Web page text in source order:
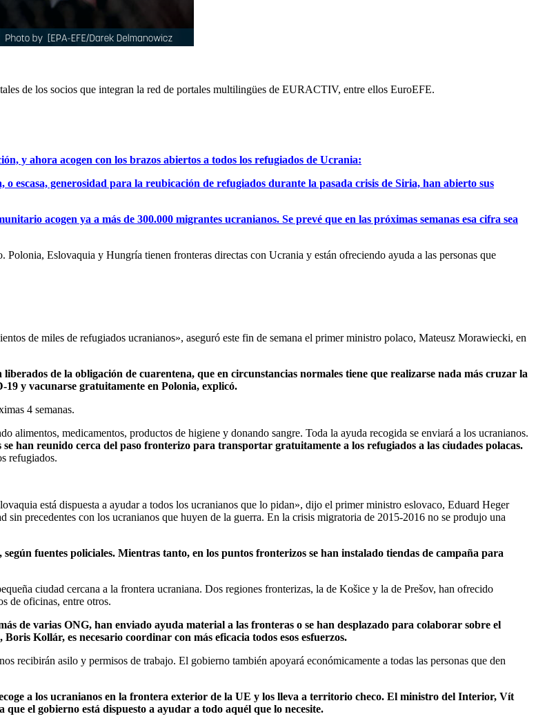
de los socios que integran la red de portales multilingües de EURACTIV, entre ellos EuroEFE.
y ahora acogen con los brazos abiertos a todos los refugiados de Ucrania:
escasa, generosidad para la reubicación de refugiados durante la pasada crisis de Siria, han abierto sus
acogen ya a más de 300.000 migrantes ucranianos. Se prevé que en las próximas semanas esa cifra sea
Polonia, Eslovaquia y Hungría tienen fronteras directas con Ucrania y están ofreciendo ayuda a las personas que
de miles de refugiados ucranianos», aseguró este fin de semana el primer ministro polaco, Mateusz Morawiecki, en
de la obligación de cuarentena, que en circunstancias normales tiene que realizarse nada más cruzar la
y vacunarse gratuitamente en Polonia, explicó.
4 semanas.
alimentos, medicamentos, productos de higiene y donando sangre. Toda la ayuda recogida se enviará a los ucranianos.
han reunido cerca del paso fronterizo para transportar gratuitamente a los refugiados a las ciudades polacas.
refugiados.
está dispuesta a ayudar a todos los ucranianos que lo pidan», dijo el primer ministro eslovaco, Eduard Heger
precedentes con los ucranianos que huyen de la guerra. En la crisis migratoria de 2015-2016 no se produjo una
fuentes policiales. Mientras tanto, en los puntos fronterizos se han instalado tiendas de campaña para
ciudad cercana a la frontera ucraniana. Dos regiones fronterizas, la de Košice y la de Prešov, han ofrecido
de oficinas, entre otros.
de varias ONG, han enviado ayuda material a las fronteras o se han desplazado para colaborar sobre el
Kollár, es necesario coordinar con más eficacia todos esos esfuerzos.
recibirán asilo y permisos de trabajo. El gobierno también apoyará económicamente a todas las personas que den
a los ucranianos en la frontera exterior de la UE y los lleva a territorio checo. El ministro del Interior, Vít
el gobierno está dispuesto a ayudar a todo aquél que lo necesite.